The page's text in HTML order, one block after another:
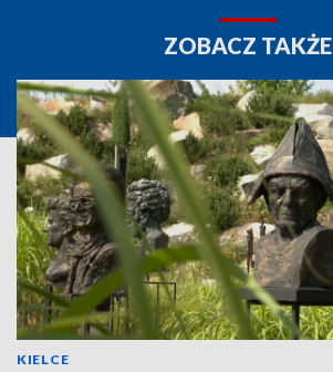
ZOBACZ TAKŻE
KIELCE